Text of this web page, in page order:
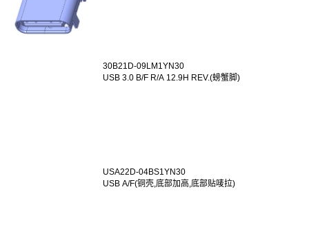
30B21D-09LM1YN30
USB 3.0 B/F R/A 12.9H REV.(螃蟹脚)
USA22D-04BS1YN30
USB A/F(铜壳,底部加高,底部贴唛拉)